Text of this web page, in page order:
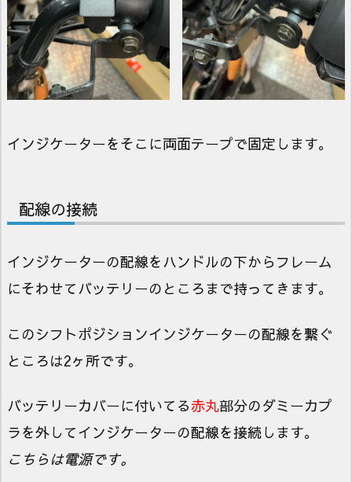
インジケーターをそこに両面テープで固定します。
配線の接続
インジケーターの配線をハンドルの下からフレーム
にそわせてバッテリーのところまで持ってきます。
このシフトポジションインジケーターの配線を繋ぐ
ところは2ヶ所です。
バッテリーカバーに付いてる赤丸部分のダミーカプ
ラを外してインジケーターの配線を接続します。
こちらは電源です。